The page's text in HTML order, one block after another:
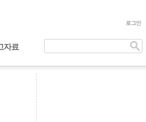
자료
로그인